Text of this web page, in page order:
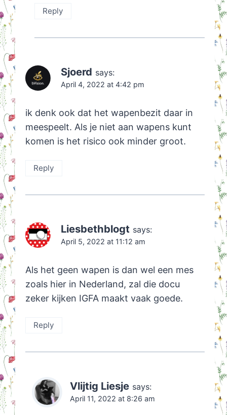
Reply
Sjoerd says:
April 4, 2022 at 4:42 pm
ik denk ook dat het wapenbezit daar in
meespeelt. Als je niet aan wapens kunt
komen is het risico ook minder groot.
Reply
Liesbethblogt says:
April 5, 2022 at 11:12 am
Als het geen wapen is dan wel een mes
zoals hier in Nederland, zal die docu
zeker kijken IGFA maakt vaak goede.
Reply
Vlijtig Liesje says:
April 11, 2022 at 8:26 am